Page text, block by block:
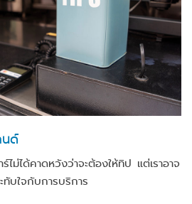
นด์
ไม่ได้คาดหวังว่าจะต้องให้ทิป แต่เราอาจ
ทับใจกับการบริการ